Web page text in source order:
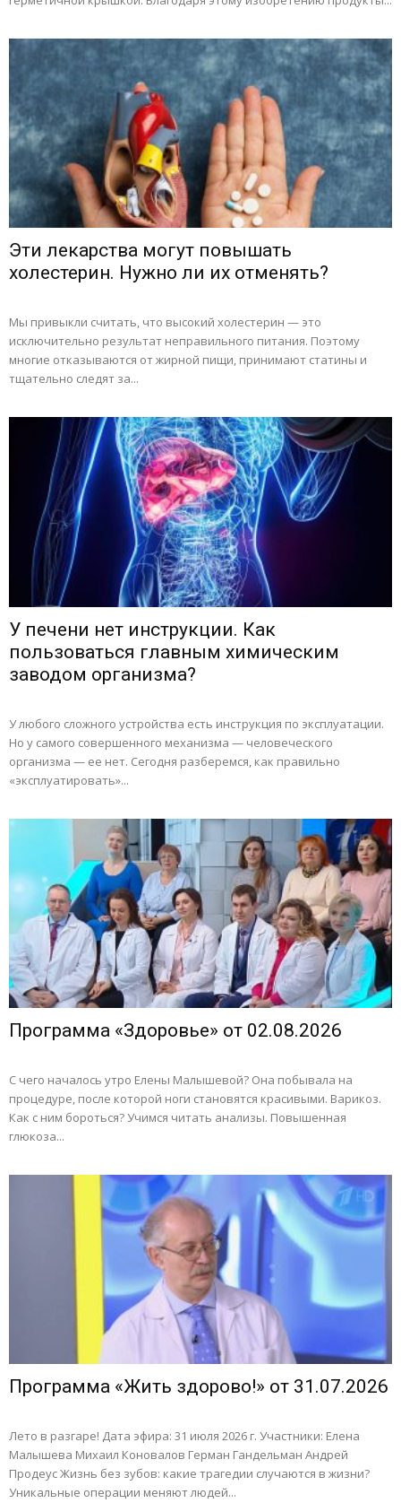
Эти лекарства могут повышать
холестерин. Нужно ли их отменять?
Мы привыкли считать, что высокий холестерин — это
исключительно результат неправильного питания. Поэтому
многие отказываются от жирной пищи, принимают статины и
тщательно следят за...
У печени нет инструкции. Как
пользоваться главным химическим
заводом организма?
У любого сложного устройства есть инструкция по эксплуатации.
Но у самого совершенного механизма — человеческого
организма — ее нет. Сегодня разберемся, как правильно
«эксплуатировать»...
Программа «Здоровье» от 02.08.2026
С чего началось утро Елены Малышевой? Она побывала на
процедуре, после которой ноги становятся красивыми. Варикоз.
Как с ним бороться? Учимся читать анализы. Повышенная
глюкоза...
Программа «Жить здорово!» от 31.07.2026
Лето в разгаре! Дата эфира: 31 июля 2026 г. Участники: Елена
Малышева Михаил Коновалов Герман Гандельман Андрей
Продеус Жизнь без зубов: какие трагедии случаются в жизни?
Уникальные операции меняют людей...